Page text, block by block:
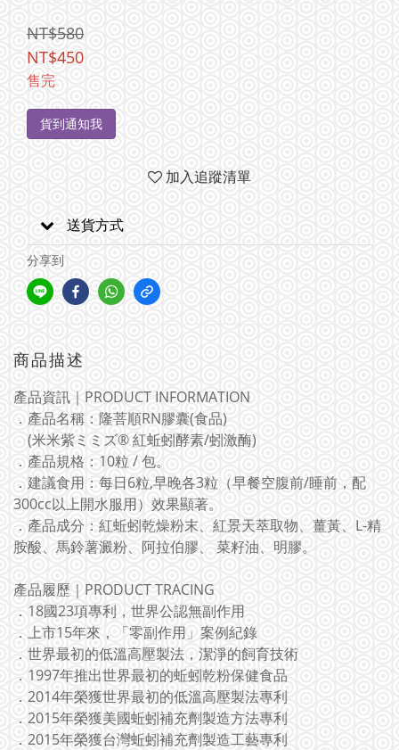
NT$580
NT$450
售完
貨到通知我
加入追蹤清單
送貨方式
分享到
商品描述
產品資訊｜PRODUCT INFORMATION
．產品名稱：隆菩順RN膠囊(食品)
(米米紫ミミズ® 紅蚯蚓酵素/蚓激酶)
．產品規格：10粒 / 包。
．建議食用：每日6粒,早晚各3粒（早餐空腹前/睡前，配
300cc以上開水服用）效果顯著。
．產品成分：紅蚯蚓乾燥粉末、紅景天萃取物、薑黃、L-精
胺酸、馬鈴薯澱粉、阿拉伯膠、 菜籽油、明膠。
產品履歷｜PRODUCT TRACING
．18國23項專利，世界公認無副作用
．上市15年來，「零副作用」案例紀錄
．世界最初的低溫高壓製法，潔淨的飼育技術
．1997年推出世界最初的蚯蚓乾粉保健食品
．2014年榮獲世界最初的低溫高壓製法專利
．2015年榮獲美國蚯蚓補充劑製造方法專利
．2015年榮獲台灣蚯蚓補充劑製造工藝專利